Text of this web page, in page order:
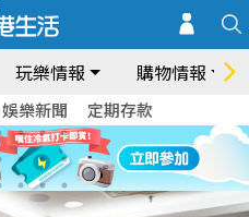
玩樂情報 購物情報
娛樂新聞 定期存款